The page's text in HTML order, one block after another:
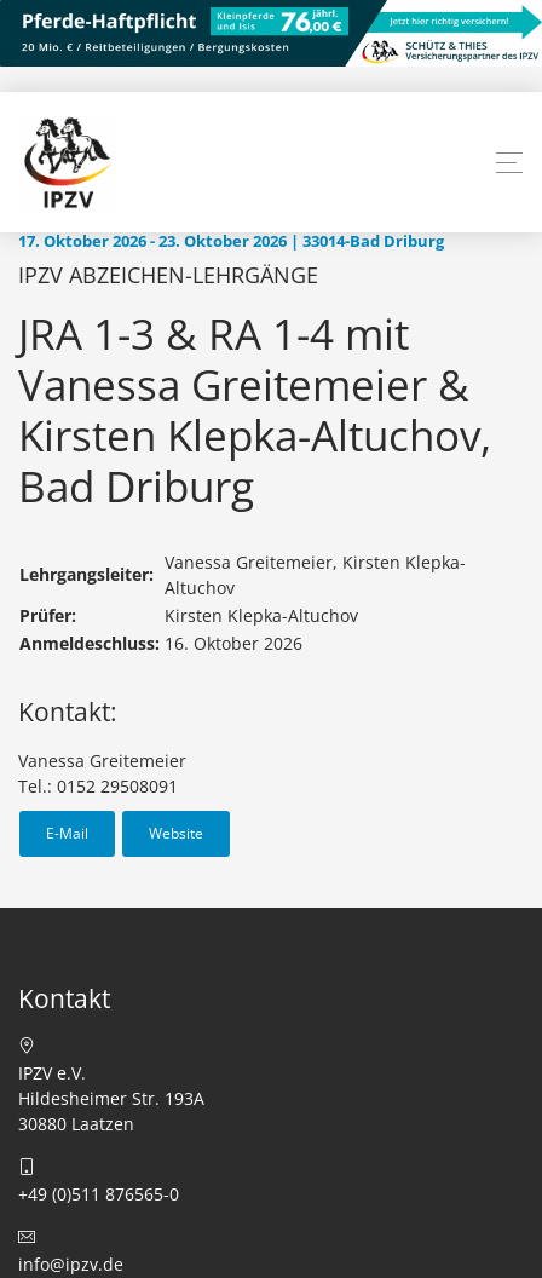
17. Oktober 2026 - 23. Oktober 2026 | 33014-Bad Driburg
IPZV ABZEICHEN-LEHRGÄNGE
JRA 1-3 & RA 1-4 mit
Vanessa Greitemeier &
Kirsten Klepka-Altuchov,
Bad Driburg
Lehrgangsleiter:
Vanessa Greitemeier, Kirsten Klepka-
Altuchov
Prüfer:
Kirsten Klepka-Altuchov
Anmeldeschluss: 16. Oktober 2026
Kontakt:
Vanessa Greitemeier
Tel.: 0152 29508091
E-Mail Website
Kontakt
IPZV e.V.
Hildesheimer Str. 193A
30880 Laatzen
+49 (0)511 876565-0
info@ipzv.de